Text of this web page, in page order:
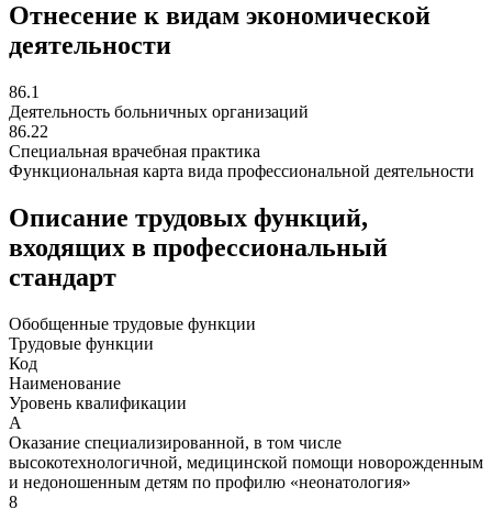
Отнесение к видам экономической
деятельности
86.1
Деятельность больничных организаций
86.22
Специальная врачебная практика
Функциональная карта вида профессиональной деятельности
Описание трудовых функций,
входящих в профессиональный
стандарт
Обобщенные трудовые функции
Трудовые функции
Код
Наименование
Уровень квалификации
A
Оказание специализированной, в том числе
высокотехнологичной, медицинской помощи новорожденным
и недоношенным детям по профилю «неонатология»
8